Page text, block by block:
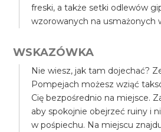
freski, a także setki odlewów
wzorowanych na usmażonych
WSKAZÓWKA
Nie wiesz, jak tam dojechać?
Pompejach możesz wziąć
Cię bezpośrednio na miejsce.
aby spokojnie obejrzeć ruiny i
w pośpiechu. Na miejscu